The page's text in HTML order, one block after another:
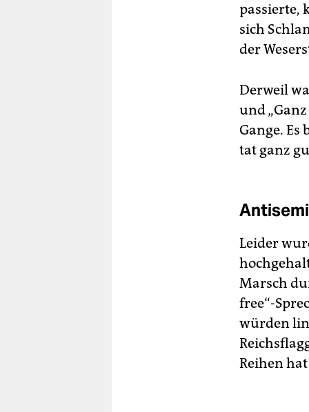
passierte,
sich
der
Derweil
und
Gange.
tat ganz
Leider
Marsch
free“-
würden
Reihen